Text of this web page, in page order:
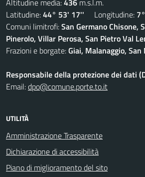
Altitudine media:436 m.s.l.m.
Latitudine:44° 53' 17'' Longitudine:
Comuni limitrofi:San Germano Chisone,
Pinerolo, Villar Perosa, San Pietro Val
Frazioni e borgate:Giai, Malanaggio,
Responsabile della protezione dei dati
Email:dpo@comune.porte.to.it
UTILITÀ
Amministrazione Trasparente
Dichiarazione di accessibilità
Piano di miglioramento del sito